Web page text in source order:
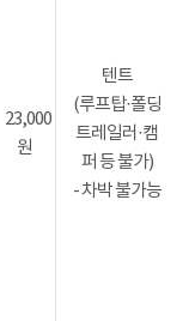
23,000
원
텐트
(루프탑·폴딩
트레일러·캠
퍼 등 불가)
- 차박 불가능